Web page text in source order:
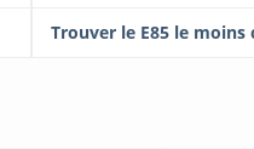
Trouver le E85 le